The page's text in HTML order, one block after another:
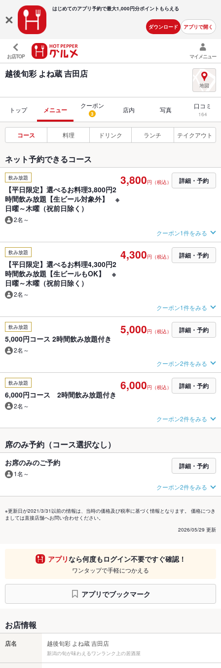
はじめてのアプリ予約で最大1,000円分ポイントもらえる
ダウンロード アプリで開く
お店TOP マイメニュー
越後旬彩 よね蔵 吉田店
トップ メニュー
クーポン
3 店内 写真 口コミ
164
コース 料理 ドリンク ランチ テイクアウト
ネット予約できるコース
飲み放題
【平日限定】選べるお料理3,800円2
時間飲み放題【生ビール対象外】 ※
日曜～木曜（祝前日除く）
2名～
3,800円（税込） 詳細・予約
クーポン1件をみる
飲み放題
【平日限定】選べるお料理4,300円2
時間飲み放題【生ビールもOK】 ※
日曜～木曜（祝前日除く）
2名～
4,300円（税込） 詳細・予約
クーポン1件をみる
飲み放題
5,000円コース 2時間飲み放題付き
2名～
5,000円（税込） 詳細・予約
クーポン2件をみる
飲み放題
6,000円コース 2時間飲み放題付き
2名～
6,000円（税込） 詳細・予約
クーポン2件をみる
席のみ予約（コース選択なし）
お席のみのご予約
1名～
詳細・予約
クーポン2件をみる
※更新日が2021/3/31以前の情報は、当時の価格及び税率に基づく情報となります。 価格につき
ましては直接店舗へお問い合わせください。
2026/05/29 更新
アプリなら何度もログイン不要ですぐ確認！
ワンタップで手軽につかえる
アプリでブックマーク
お店情報
店名 越後旬彩 よね蔵 吉田店
新潟の旬が味わえるワンランク上の居酒屋